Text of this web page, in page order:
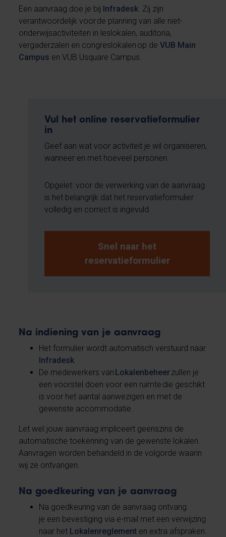
Een aanvraag doe je bij Infradesk. Zij zijn
verantwoordelijk voor de planning van alle niet-
onderwijsactiviteiten in leslokalen, auditoria,
vergaderzalen en congreslokalen op deVUB Main
Campus en VUB Usquare Campus.
Vul het online reservatieformulier
in
Geef aan wat voor activiteit je wil organiseren,
wanneer en met hoeveel personen.
Opgelet: voor de verwerking van de aanvraag
is het belangrijk dat het reservatieformulier
volledig en correct is ingevuld.
Snel naar het
reservatieformulier
Na indiening van je aanvraag
Het formulier wordt automatisch verstuurd naar
Infradesk.
De medewerkers van Lokalenbeheerzullen je
een voorstel doen voor een ruimte die geschikt
is voor het aantal aanwezigen en met de
gewenste accommodatie.
Let wel: jouw aanvraag impliceert geenszins de
automatische toekenning van de gewenste lokalen.
Aanvragen worden behandeld in de volgorde waarin
wij ze ontvangen.
Na goedkeuring van je aanvraag
Na goedkeuring van de aanvraag ontvang
je een bevestiging via e-mail met een verwijzing
naar het Lokalenreglement en extra afspraken.